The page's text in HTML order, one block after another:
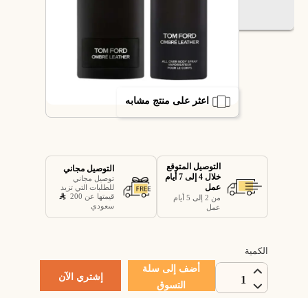
اعثر على منتج مشابه
التوصيل المتوقع
خلال 4 إلى 7 أيام
عمل
من 2 إلى 5 أيام
عمل
التوصيل مجاني
توصيل مجاني
للطلبات التي تزيد
قيمتها عن 200
سعودي
الكمية
1
أضف إلى سلة
التسوق
إشتري الآن